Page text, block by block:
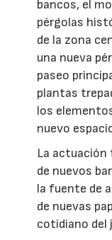
bancos, el
pérgolas
de la zona
una nueva
paseo
plantas
los
nuevo
La
de nuevos
la fuente de
de nuevas
cotidiano del